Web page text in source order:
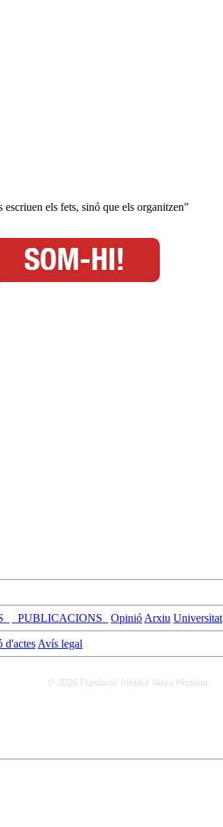
els fets, sinó que els organitzen"
_PUBLICACIONS_ Opinió Arxiu Universitat
d'actes Avís legal
© 2026 Fundació Institut Nova Història